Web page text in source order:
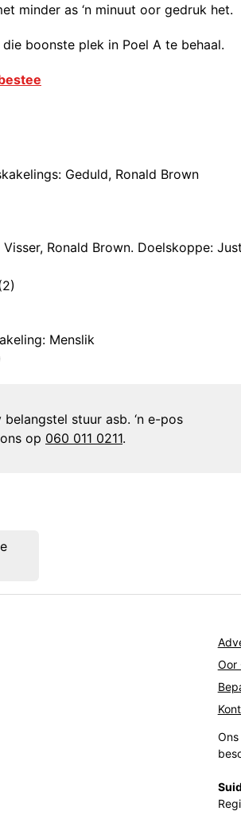
minder as ‘n minuut oor gedruk het.
boonste plek in Poel A te behaal.
Geduld, Ronald Brown
Ronald Brown. Doelskoppe:
Menslik
stuur asb. ‘n e-pos
op 060 011 0211.
Oor